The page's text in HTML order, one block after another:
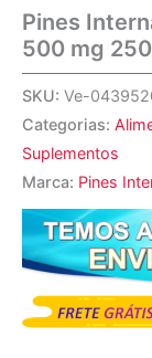
Pines
500 mg
SKU: Ve-
Categorias:
Suplementos
Marca: Pines